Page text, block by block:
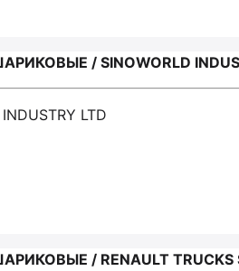
/ SINOWORLD
LTD
/ RENAULT TRUCKS